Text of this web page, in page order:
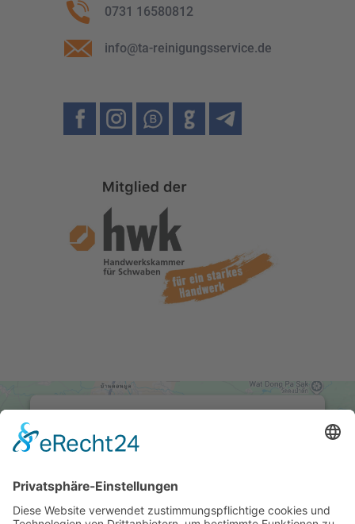
0731 16580812
info@ta-reinigungsservice.de
Zustimmung, um den Google
Wir verwenden einen Service eines
Drittanbieters, um Karteninhalte einzubetten.
Dieser Service kann Daten zu Ihren Aktivitäten